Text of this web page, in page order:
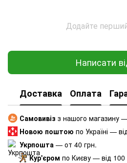
Додайте
Написати
Доставка Оплата
Самовивіз з нашого магазину
Новою поштою по Україні —
Укрпошта — от 40 грн.
Кур'єром по Києву — від 100